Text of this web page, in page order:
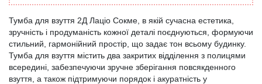
Тумба для взуття 2Д Лаціо Сокме, в якій сучасна естетика,
зручність і продуманість кожної деталі поєднуються, формуючи
стильний, гармонійний простір, що задає тон всьому будинку.
Тумба для взуття містить два закритих відділення з полицями
всередині, забезпечуючи зручне зберігання повсякденного
взуття, а також підтримуючи порядок і акуратність у